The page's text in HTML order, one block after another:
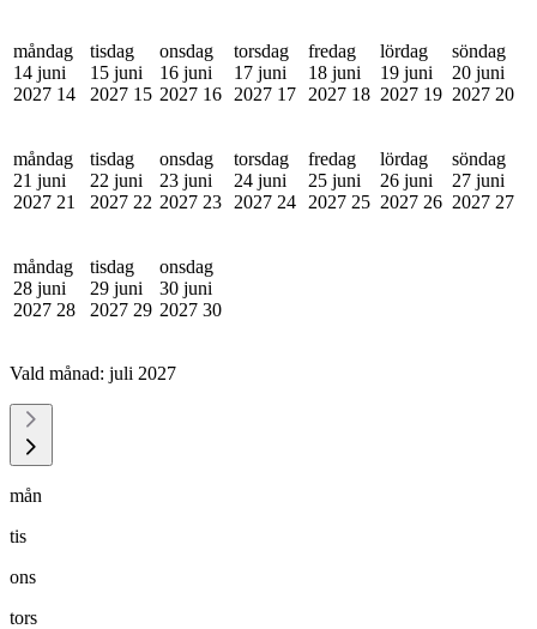
måndag
14 juni
2027 14
tisdag
15 juni
2027 15
onsdag
16 juni
2027 16
torsdag
17 juni
2027 17
fredag
18 juni
2027 18
lördag
19 juni
2027 19
söndag
20 juni
2027 20
måndag
21 juni
2027 21
tisdag
22 juni
2027 22
onsdag
23 juni
2027 23
torsdag
24 juni
2027 24
fredag
25 juni
2027 25
lördag
26 juni
2027 26
söndag
27 juni
2027 27
måndag
28 juni
2027 28
tisdag
29 juni
2027 29
onsdag
30 juni
2027 30
Vald månad: juli 2027
mån
tis
ons
tors